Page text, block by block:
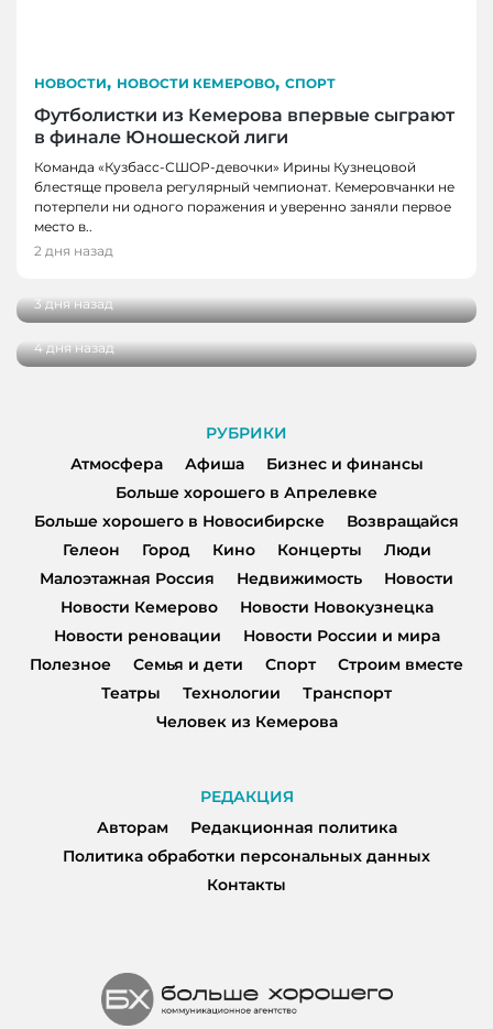
НОВОСТИ, НОВОСТИ КЕМЕРОВО, СПОРТ
Футболистки из Кемерова впервые сыграют
в финале Юношеской лиги
Команда «Кузбасс-СШОР-девочки» Ирины Кузнецовой
блестяще провела регулярный чемпионат. Кемеровчанки не
потерпели ни одного поражения и уверенно заняли первое
место в..
2 дня назад
НОВОСТИ, НОВОСТИ КЕМЕРОВО
В Кемерове выбрали лучшую практику
3 дня назад
НОВОСТИ, НОВОСТИ КЕМЕРОВО, НОВОСТИ
НОВОКУЗНЕЦКА
проектов
4 дня назад
РУБРИКИ
Атмосфера
Афиша
Бизнес и финансы
Больше хорошего в Апрелевке
Больше хорошего в Новосибирске
Возвращайся
Гелеон
Город Кино Концерты
Люди
Малоэтажная Россия
Недвижимость
Новости
Новости Кемерово
Новости Новокузнецка
Новости реновации
Новости России и мира
Полезное
Семья и дети Спорт
Строим вместе
Театры
Технологии
Транспорт
Человек из Кемерова
РЕДАКЦИЯ
Авторам
Редакционная политика
Политика обработки персональных данных
Контакты